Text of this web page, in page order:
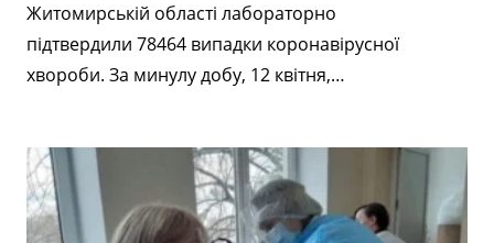
Житомирській області лабораторно
підтвердили 78464 випадки коронавірусної
хвороби. За минулу добу, 12 квітня,…